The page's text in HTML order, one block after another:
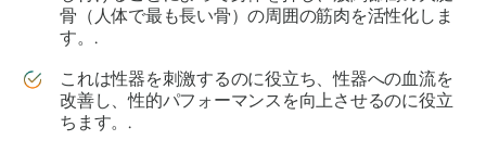
骨（人体で最も長い骨）の周囲の筋肉を活性化しま
す。.
これは性器を刺激するのに役立ち、性器への血流を
改善し、性的パフォーマンスを向上させるのに役立
ちます。.